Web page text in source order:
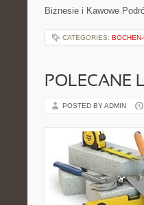
Biznesie i Kawowe
CATEGORIES:
POLECANE
POSTED BY ADMIN